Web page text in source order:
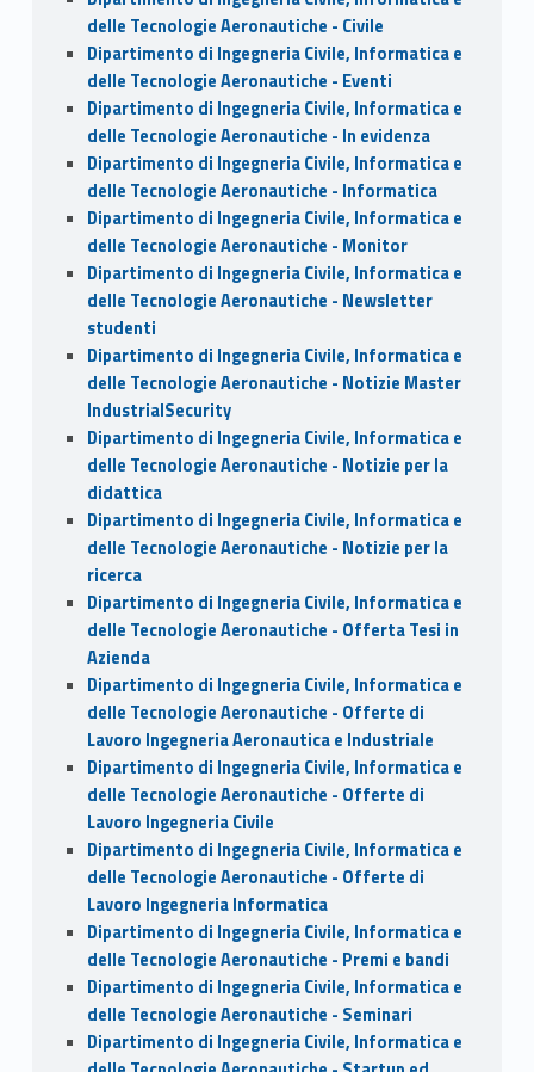
delle Tecnologie Aeronautiche - Civile
Dipartimento di Ingegneria Civile, Informatica e
delle Tecnologie Aeronautiche - Eventi
Dipartimento di Ingegneria Civile, Informatica e
delle Tecnologie Aeronautiche - In evidenza
Dipartimento di Ingegneria Civile, Informatica e
delle Tecnologie Aeronautiche - Informatica
Dipartimento di Ingegneria Civile, Informatica e
delle Tecnologie Aeronautiche - Monitor
Dipartimento di Ingegneria Civile, Informatica e
delle Tecnologie Aeronautiche - Newsletter
studenti
Dipartimento di Ingegneria Civile, Informatica e
delle Tecnologie Aeronautiche - Notizie Master
IndustrialSecurity
Dipartimento di Ingegneria Civile, Informatica e
delle Tecnologie Aeronautiche - Notizie per la
didattica
Dipartimento di Ingegneria Civile, Informatica e
delle Tecnologie Aeronautiche - Notizie per la
ricerca
Dipartimento di Ingegneria Civile, Informatica e
delle Tecnologie Aeronautiche - Offerta Tesi in
Azienda
Dipartimento di Ingegneria Civile, Informatica e
delle Tecnologie Aeronautiche - Offerte di
Lavoro Ingegneria Aeronautica e Industriale
Dipartimento di Ingegneria Civile, Informatica e
delle Tecnologie Aeronautiche - Offerte di
Lavoro Ingegneria Civile
Dipartimento di Ingegneria Civile, Informatica e
delle Tecnologie Aeronautiche - Offerte di
Lavoro Ingegneria Informatica
Dipartimento di Ingegneria Civile, Informatica e
delle Tecnologie Aeronautiche - Premi e bandi
Dipartimento di Ingegneria Civile, Informatica e
delle Tecnologie Aeronautiche - Seminari
Dipartimento di Ingegneria Civile, Informatica e